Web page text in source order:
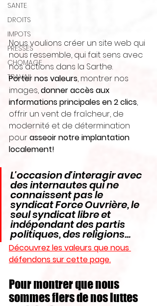
SANTE
DROITS
IMPOTS
PRESSES
CHOMAGE
TRAVAIL
Nous voulions créer un site web qui
nous ressemble, qui fait sens avec
nos actions dans la Sarthe.
Porter nos valeurs, montrer nos
images, donner accès aux
informations principales en 2 clics,
offrir un vent de fraîcheur, de
modernité et de détermination
pour asseoir notre implantation
localement!
L'occasion d'interagir avec
des internautes qui ne
connaissent pas le
syndicat Force Ouvrière, le
seul syndicat libre et
indépendant des partis
politiques, des religions...
Découvrez les valeurs que nous
défendons sur cette page.
Pour montrer que nous
sommes fiers de nos luttes